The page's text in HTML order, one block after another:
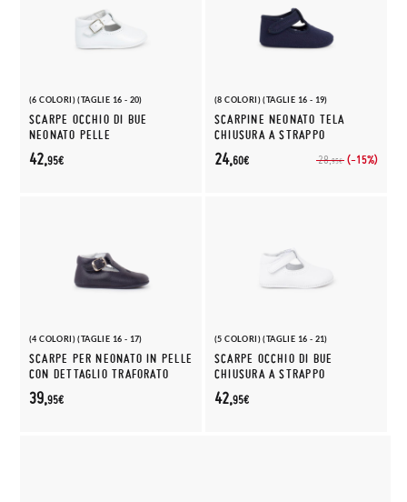
(6 COLORI) (TAGLIE 16 - 20)
SCARPE OCCHIO DI BUE
NEONATO PELLE
42,95€
(8 COLORI) (TAGLIE 16 - 19)
SCARPINE NEONATO TELA
CHIUSURA A STRAPPO
28,95€ (-15%)
24,60€
(4 COLORI) (TAGLIE 16 - 17)
SCARPE PER NEONATO IN PELLE
CON DETTAGLIO TRAFORATO
39,95€
(5 COLORI) (TAGLIE 16 - 21)
SCARPE OCCHIO DI BUE
CHIUSURA A STRAPPO
42,95€